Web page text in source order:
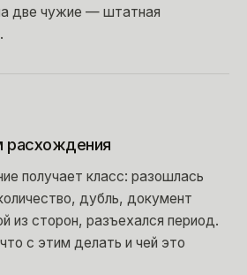
две чужие — штатная
расхождения
получает класс: разошлась
дубль, документ
из сторон, разъехался период.
с этим делать и чей это